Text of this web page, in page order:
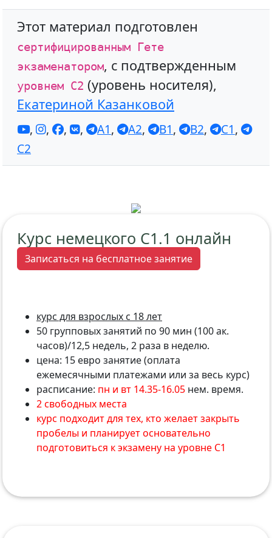
Этот материал подготовлен
сертифицированным Гете
экзаменатором, с подтвержденным
уровнем С2 (уровень носителя),
Екатериной Казанковой
, , , , A1, A2, B1, B2, C1,
C2
Курс немецкого C1.1 онлайн
Записаться на бесплатное занятие
курс для взрослых с 18 лет
50 групповых занятий по 90 мин (100 ак.
часов)/12,5 недель, 2 раза в неделю.
цена: 15 евро занятие (оплата
ежемесячными платежами или за весь курс)
расписание: пн и вт 14.35-16.05 нем. время.
2 свободных места
курс подходит для тех, кто желает закрыть
пробелы и планирует основательно
подготовиться к экзамену на уровне С1